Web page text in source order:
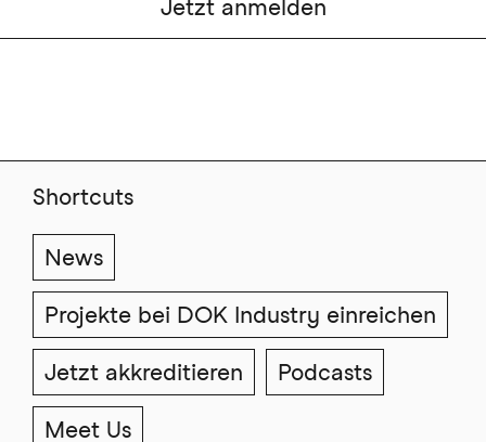
Shortcuts
News
Projekte bei DOK Industry einreichen
Jetzt akkreditieren Podcasts
Meet Us